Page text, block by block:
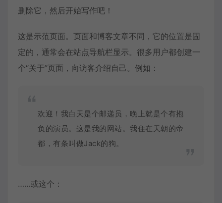
删除它，然后开始写作吧！
这是示范页面。页面和博客文章不同，它的位置是固
定的，通常会在站点导航栏显示。很多用户都创建一
个“关于”页面，向访客介绍自己。例如：
欢迎！我白天是个邮递员，晚上就是个有抱
负的演员。这是我的网站。我住在天朝的帝
都，有条叫做Jack的狗。
……或这个：